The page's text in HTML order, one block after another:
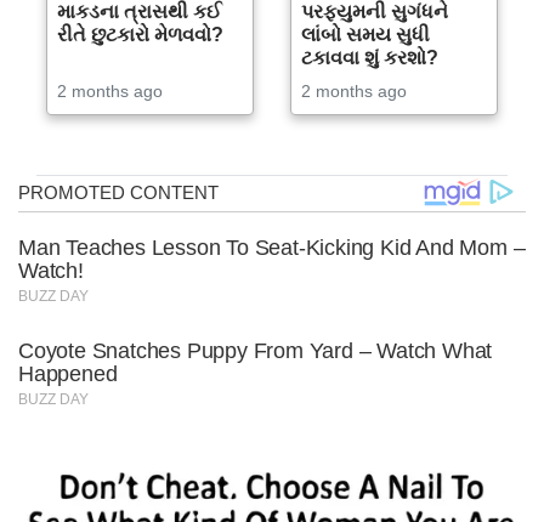
માકડના ત્રાસથી કઈ
રીતે છુટકારો મેળવવો?
2 months ago
પરફ્યુમની સુગંધને
લાંબો સમય સુધી
ટકાવવા શું કરશો?
2 months ago